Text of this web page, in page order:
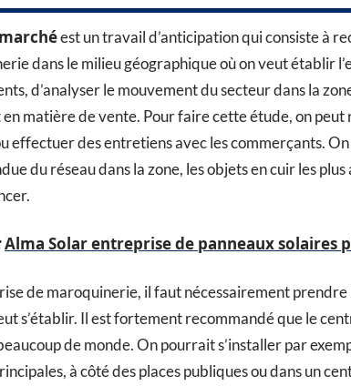
est un travail d’anticipation qui consiste à
dans le milieu géographique où on veut établir
d’analyser le mouvement du secteur dans la
en matière de vente. Pour faire cette étude, on
effectuer des entretiens avec les commerçants.
du réseau dans la zone, les objets en cuir les
Alma Solar entreprise de panneaux solaires
de maroquinerie, il faut nécessairement prendre
s’établir. Il est fortement recommandé que le
de monde. On pourrait s’installer par
à côté des places publiques ou dans un